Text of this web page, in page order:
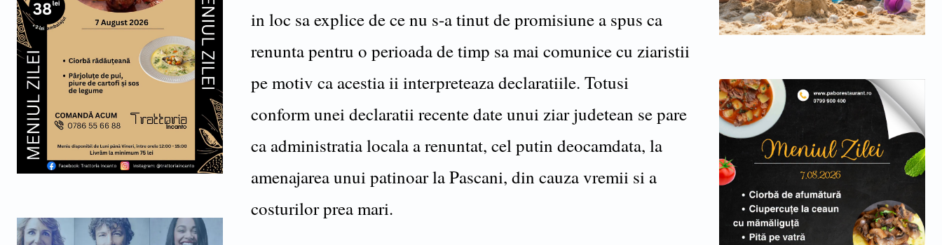
in loc sa explice de ce nu s-a tinut de promisiune a spus ca
renunta pentru o perioada de timp sa mai comunice cu ziaristii
pe motiv ca acestia ii interpreteaza declaratiile. Totusi
conform unei declaratii recente date unui ziar judetean se pare
ca administratia locala a renuntat, cel putin deocamdata, la
amenajarea unui patinoar la Pascani, din cauza vremii si a
costurilor prea mari.